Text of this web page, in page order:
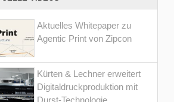
Aktuelles Whitepaper zu
Agentic Print von Zipcon
Kürten & Lechner erweitert
Digitaldruckproduktion mit
Durst-Technologie